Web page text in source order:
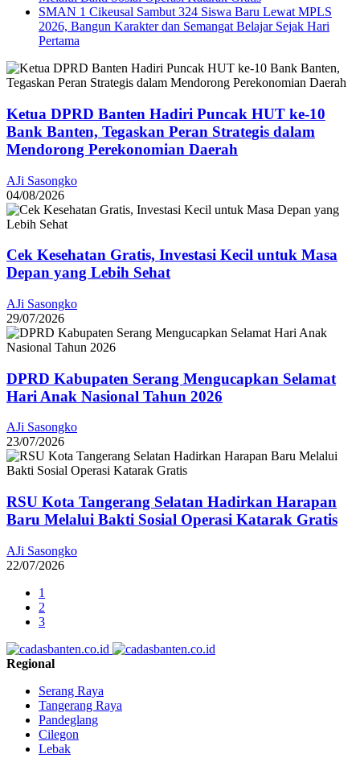
SMAN 1 Cikeusal Sambut 324 Siswa Baru Lewat MPLS
2026, Bangun Karakter dan Semangat Belajar Sejak Hari
Pertama
Ketua DPRD Banten Hadiri Puncak HUT ke-10
Bank Banten, Tegaskan Peran Strategis dalam
Mendorong Perekonomian Daerah
AJi Sasongko
04/08/2026
Cek Kesehatan Gratis, Investasi Kecil untuk Masa
Depan yang Lebih Sehat
AJi Sasongko
29/07/2026
DPRD Kabupaten Serang Mengucapkan Selamat
Hari Anak Nasional Tahun 2026
AJi Sasongko
23/07/2026
RSU Kota Tangerang Selatan Hadirkan Harapan
Baru Melalui Bakti Sosial Operasi Katarak Gratis
AJi Sasongko
22/07/2026
1
2
3
Regional
Serang Raya
Tangerang Raya
Pandeglang
Cilegon
Lebak